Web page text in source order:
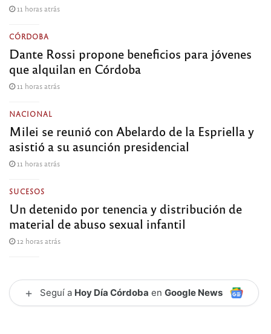
11 horas atrás
CÓRDOBA
Dante Rossi propone beneficios para jóvenes
que alquilan en Córdoba
11 horas atrás
NACIONAL
Milei se reunió con Abelardo de la Espriella y
asistió a su asunción presidencial
11 horas atrás
SUCESOS
Un detenido por tenencia y distribución de
material de abuso sexual infantil
12 horas atrás
+ Seguí a Hoy Día Córdoba en Google News